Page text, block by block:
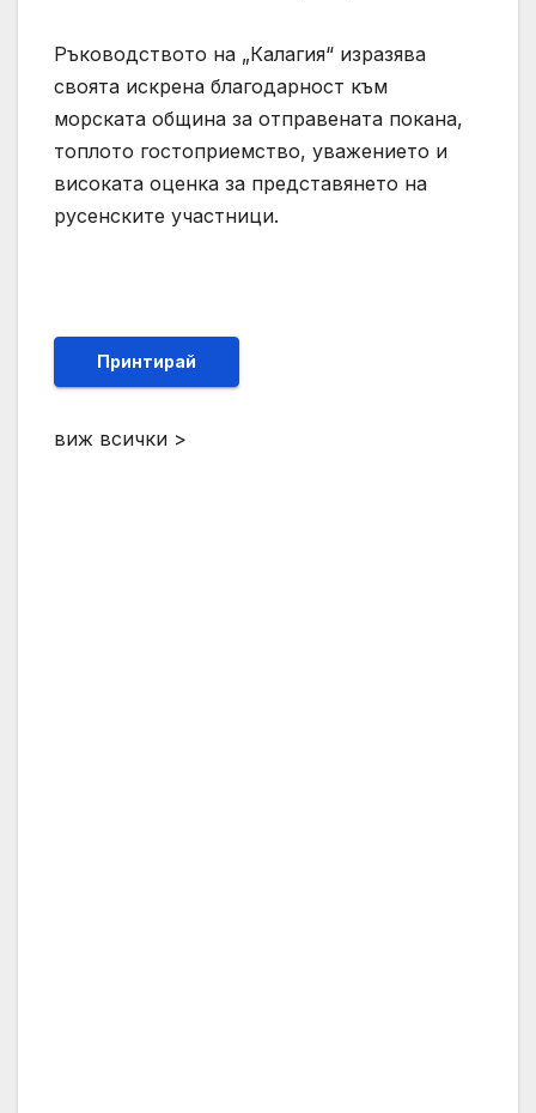
Ръководството на „Калагия“ изразява
своята искрена благодарност към
морската община за отправената покана,
топлото гостоприемство, уважението и
високата оценка за представянето на
русенските участници.
Принтирай
виж всички >